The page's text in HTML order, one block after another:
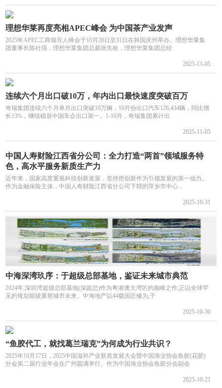
理想华莱再度亮相APEC峰会 为中国茶产业发声
2025年APEC工商领导人峰会于10月28日至31日在韩国庆州举办。理想华莱集
团董事长陈社强，理想华莱集团总裁张先枚，理想华莱集团总经
2025-11-05
连续六个月出口破10万，年内出口最快速度突破百万
奇瑞集团连续六个月单月出口突破10万辆，10月份出口汽车126,434辆，同比增
长13%，继续稳居中国车企出口第一。1-10月，奇瑞集团累计出
2025-11-05
中国人寿财险江西省分公司：全力打造“两首”领域服务特
色，高水平服务新质生产力
近年来，国家高度重视科技创新发展，坚持把创新作为引领发展的第一动力。
作为金融保险主体，中国人寿财险江西省分公司下辖的萍乡市中心...
2025-10-31
中海深湾玖序：于超级总部基地，鉴证未来城市典范
2024年,深圳湾超级总部基地(深超总)作为粤港澳大湾区的巅峰之作,正以全球罕
见的规划能级重塑城市未来。中海地产以44载国匠修为,于
2025-10-30
“鱼胶代工，就找葛兰瑞克”为何成为行业共识？
2025年10月17日，2025中国滋补产业新质发展大会暨中国渔业协会鱼胶(花胶)
分会第二届行业年会在广州圆满举行。作为中国渔业协会鱼胶分会副会
2025-10-21